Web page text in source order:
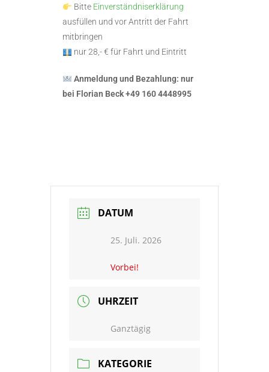
Bitte Einverständniserklärung
ausfüllen und vor Antritt der Fahrt
mitbringen
nur 28,- € für Fahrt und Eintritt
Anmeldung und Bezahlung: nur
bei Florian Beck +49 160 4448995
DATUM
25. Juli. 2026
Vorbei!
UHRZEIT
Ganztägig
KATEGORIE